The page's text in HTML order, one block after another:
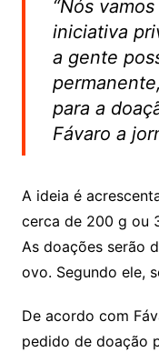
“Nós
iniciativa
a gente
para a
Fávaro a
A ideia é
cerca de 200 g ou
As doações serão
ovo. Segundo ele,
De acordo com
pedido de doação